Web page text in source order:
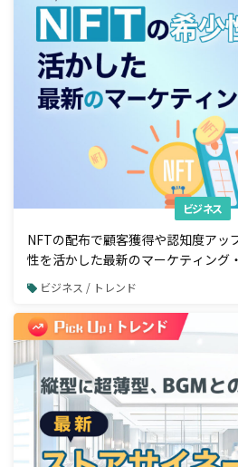
ビジネス
NFTの配布で顧客獲得や認知度アッ
性を活かした最新のマーケティング
ビジネス / トレンド